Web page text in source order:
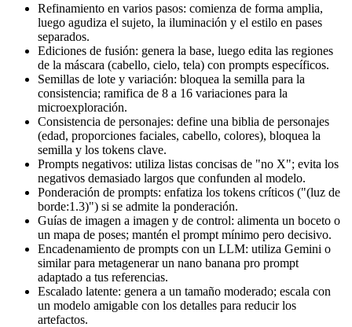
Refinamiento en varios pasos: comienza de forma amplia,
luego agudiza el sujeto, la iluminación y el estilo en pases
separados.
Ediciones de fusión: genera la base, luego edita las regiones
de la máscara (cabello, cielo, tela) con prompts específicos.
Semillas de lote y variación: bloquea la semilla para la
consistencia; ramifica de 8 a 16 variaciones para la
microexploración.
Consistencia de personajes: define una biblia de personajes
(edad, proporciones faciales, cabello, colores), bloquea la
semilla y los tokens clave.
Prompts negativos: utiliza listas concisas de "no X"; evita los
negativos demasiado largos que confunden al modelo.
Ponderación de prompts: enfatiza los tokens críticos ("(luz de
borde:1.3)") si se admite la ponderación.
Guías de imagen a imagen y de control: alimenta un boceto o
un mapa de poses; mantén el prompt mínimo pero decisivo.
Encadenamiento de prompts con un LLM: utiliza Gemini o
similar para metagenerar un nano banana pro prompt
adaptado a tus referencias.
Escalado latente: genera a un tamaño moderado; escala con
un modelo amigable con los detalles para reducir los
artefactos.